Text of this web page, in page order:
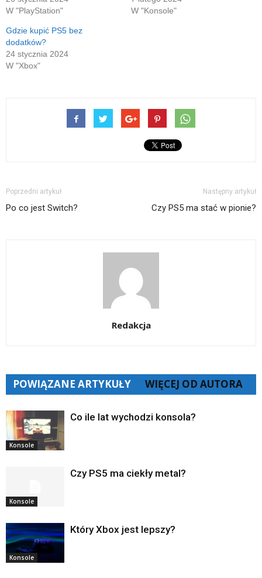
W "PlayStation"
W "Konsole"
Gdzie kupić PS5 bez
dodatków?
24 stycznia 2024
W "Xbox"
Poprzedni artykuł
Po co jest Switch?
Następny artykuł
Czy PS5 ma stać w pionie?
Redakcja
POWIĄZANE ARTYKUŁY WIĘCEJ OD AUTORA
Konsole
Co ile lat wychodzi konsola?
Konsole
Czy PS5 ma ciekły metal?
Konsole
Który Xbox jest lepszy?